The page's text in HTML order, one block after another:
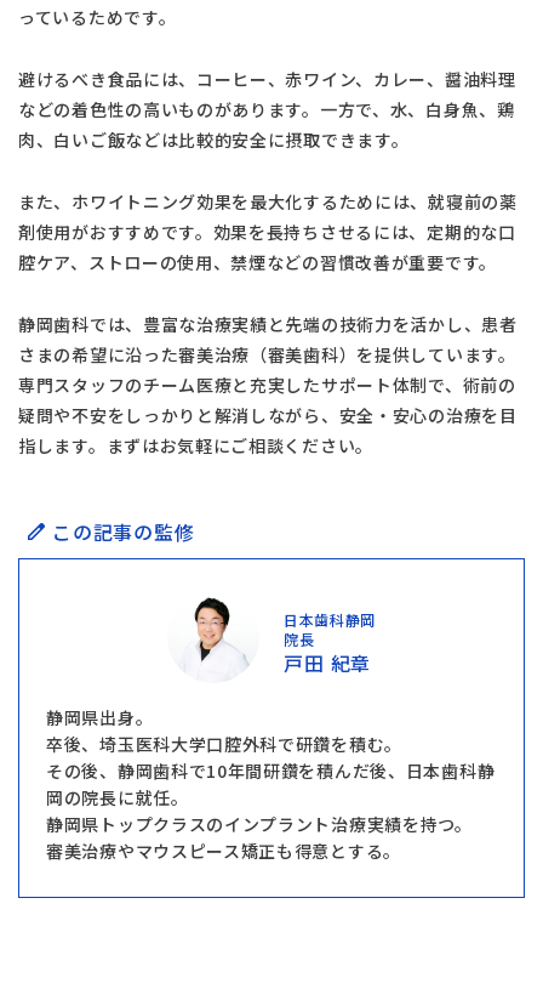
っているためです。
避けるべき食品には、コーヒー、赤ワイン、カレー、醤油料理
などの着色性の高いものがあります。一方で、水、白身魚、鶏
肉、白いご飯などは比較的安全に摂取できます。
また、ホワイトニング効果を最大化するためには、就寝前の薬
剤使用がおすすめです。効果を長持ちさせるには、定期的な口
腔ケア、ストローの使用、禁煙などの習慣改善が重要です。
静岡歯科では、豊富な治療実績と先端の技術力を活かし、患者
さまの希望に沿った審美治療（審美歯科）を提供しています。
専門スタッフのチーム医療と充実したサポート体制で、術前の
疑問や不安をしっかりと解消しながら、安全・安心の治療を目
指します。まずはお気軽にご相談ください。
この記事の監修
日本歯科静岡
院長
戸田 紀章
静岡県出身。
卒後、埼玉医科大学口腔外科で研鑽を積む。
その後、静岡歯科で10年間研鑽を積んだ後、日本歯科静
岡の院長に就任。
静岡県トップクラスのインプラント治療実績を持つ。
審美治療やマウスピース矯正も得意とする。